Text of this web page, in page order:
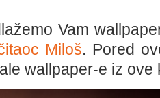
Vam
Miloš. Pored
wallpaper-e iz ove